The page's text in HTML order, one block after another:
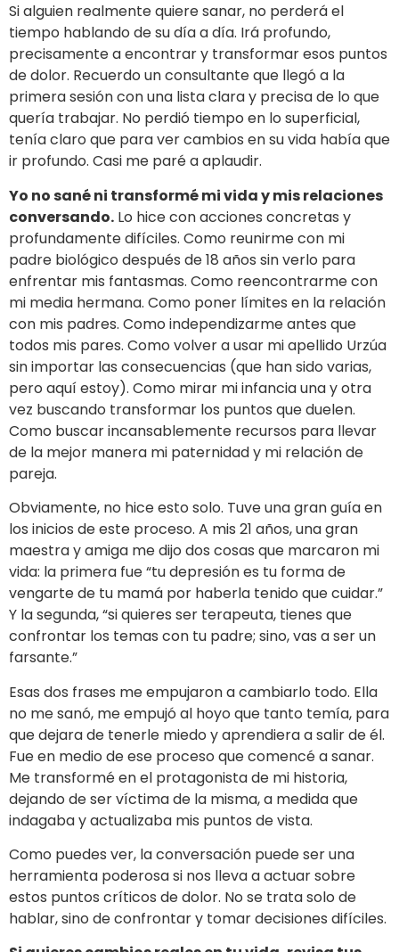
Si alguien realmente quiere sanar, no perderá el
tiempo hablando de su día a día. Irá profundo,
precisamente a encontrar y transformar esos puntos
de dolor. Recuerdo un consultante que llegó a la
primera sesión con una lista clara y precisa de lo que
quería trabajar. No perdió tiempo en lo superficial,
tenía claro que para ver cambios en su vida había que
ir profundo. Casi me paré a aplaudir.
Yo no sané ni transformé mi vida y mis relaciones
conversando. Lo hice con acciones concretas y
profundamente difíciles. Como reunirme con mi
padre biológico después de 18 años sin verlo para
enfrentar mis fantasmas. Como reencontrarme con
mi media hermana. Como poner límites en la relación
con mis padres. Como independizarme antes que
todos mis pares. Como volver a usar mi apellido Urzúa
sin importar las consecuencias (que han sido varias,
pero aquí estoy). Como mirar mi infancia una y otra
vez buscando transformar los puntos que duelen.
Como buscar incansablemente recursos para llevar
de la mejor manera mi paternidad y mi relación de
pareja.
Obviamente, no hice esto solo. Tuve una gran guía en
los inicios de este proceso. A mis 21 años, una gran
maestra y amiga me dijo dos cosas que marcaron mi
vida: la primera fue “tu depresión es tu forma de
vengarte de tu mamá por haberla tenido que cuidar.”
Y la segunda, “si quieres ser terapeuta, tienes que
confrontar los temas con tu padre; sino, vas a ser un
farsante.”
Esas dos frases me empujaron a cambiarlo todo. Ella
no me sanó, me empujó al hoyo que tanto temía, para
que dejara de tenerle miedo y aprendiera a salir de él.
Fue en medio de ese proceso que comencé a sanar.
Me transformé en el protagonista de mi historia,
dejando de ser víctima de la misma, a medida que
indagaba y actualizaba mis puntos de vista.
Como puedes ver, la conversación puede ser una
herramienta poderosa si nos lleva a actuar sobre
estos puntos críticos de dolor. No se trata solo de
hablar, sino de confrontar y tomar decisiones difíciles.